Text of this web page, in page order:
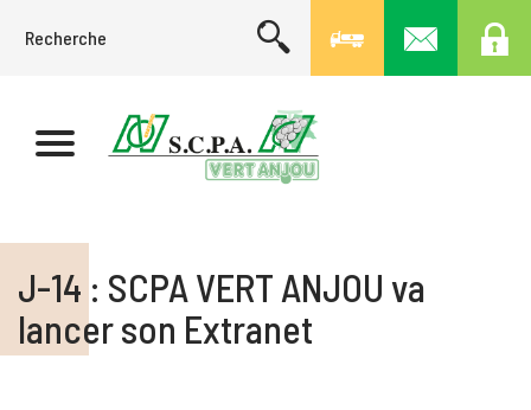
J-14 : SCPA VERT ANJOU va
lancer son Extranet